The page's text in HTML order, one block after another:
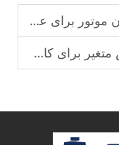
عملکرد پایدار
مصرف انرژی در صنایع.